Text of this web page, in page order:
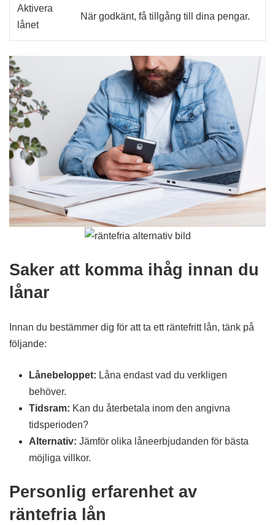
Aktivera
lånet
När godkänt, få tillgång till dina pengar.
Saker att komma ihåg innan du
lånar
Innan du bestämmer dig för att ta ett räntefritt lån, tänk på
följande:
Lånebeloppet: Låna endast vad du verkligen
behöver.
Tidsram: Kan du återbetala inom den angivna
tidsperioden?
Alternativ: Jämför olika låneerbjudanden för bästa
möjliga villkor.
Personlig erfarenhet av
räntefria lån